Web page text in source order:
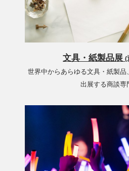
文具・紙製品展(
世界中からあらゆる文具・紙製
出展する商談専